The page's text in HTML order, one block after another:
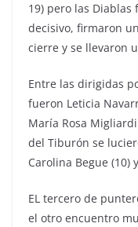
19) pero las
decisivo, firmaron
cierre y se llevaron
Entre las dirigidas
fueron Leticia
María Rosa
del Tiburón se
Carolina Begue (10)
EL tercero de
el otro encuentro